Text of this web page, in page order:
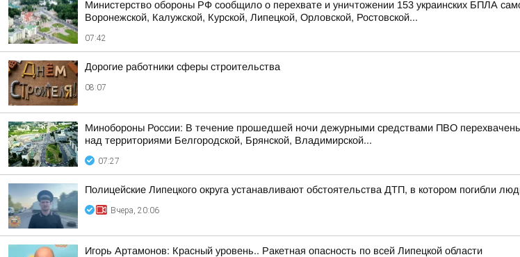
Министерство обороны РФ сообщило о перехвате и уничтожении 153 украинских БПЛА
Воронежской, Калужской, Курской, Липецкой, Орловской, Ростовской...
07:42
Дорогие работники сферы строительства
08:07
Минобороны России: В течение прошедшей ночи дежурными средствами ПВО
над территориями Белгородской, Брянской, Владимирской...
07:27
Полицейские Липецкого округа устанавливают обстоятельства ДТП, в котором погибли
Вчера, 20:06
Игорь Артамонов: Красный уровень.. Ракетная опасность по всей Липецкой области